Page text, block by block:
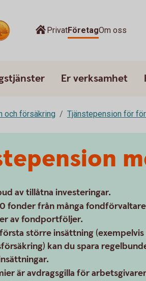
PrivatFöretagOm oss
Er verksamhet
och försäkring Tjänstepension för
av tillåtna investeringar.
fonder från många
av fondportföljer.
större insättning
kan du spara
är avdragsgilla för